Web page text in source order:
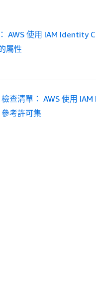
AWS 使用 IAM Identity
屬性
檢查清單： AWS 使用
參考許可集